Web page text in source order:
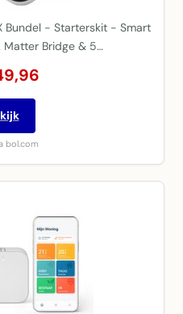
Bundel - Starterskit - Smart
Bridge & 5…
bol.com